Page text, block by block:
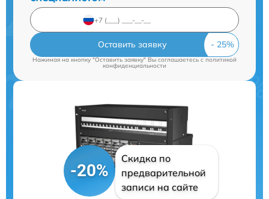
Оставить заявку
Нажимая на кнопку "Оставить заявку" Вы соглашаетесь cполитикой
конфиденциальности
-20%
Скидка по
предварительной
записи на сайте